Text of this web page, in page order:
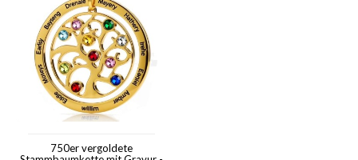
750er vergoldete